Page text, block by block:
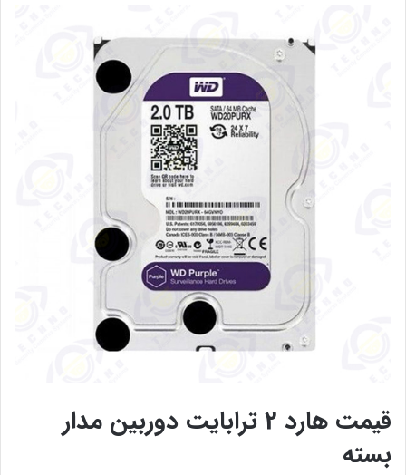
قیمت هارد 2 ترابایت دوربین مدار
بسته